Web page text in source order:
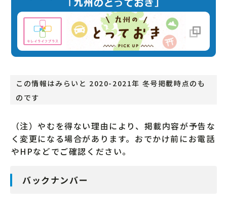
この情報はみらいと 2020-2021年 冬号掲載時点のも
のです
（注）やむを得ない理由により、掲載内容が予告な
く変更になる場合があります。おでかけ前にお電話
やHPなどでご確認ください。
バックナンバー